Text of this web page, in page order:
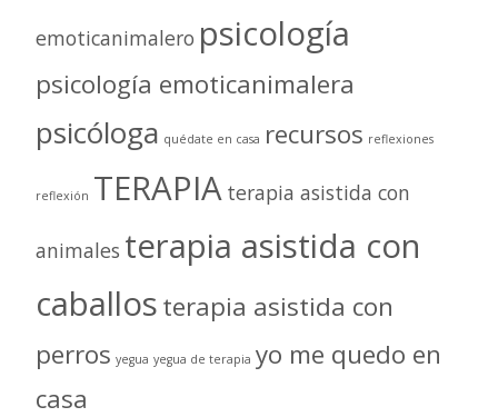
emoticanimalero psicología
psicología emoticanimalera
psicóloga quédate en casa recursos reflexiones
reflexión TERAPIA terapia asistida con
animales terapia asistida con
caballosterapia asistida con
perros yegua yegua de terapia yo me quedo en
casa